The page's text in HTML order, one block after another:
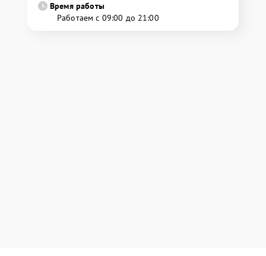
Время работы
Работаем с 09:00 до 21:00